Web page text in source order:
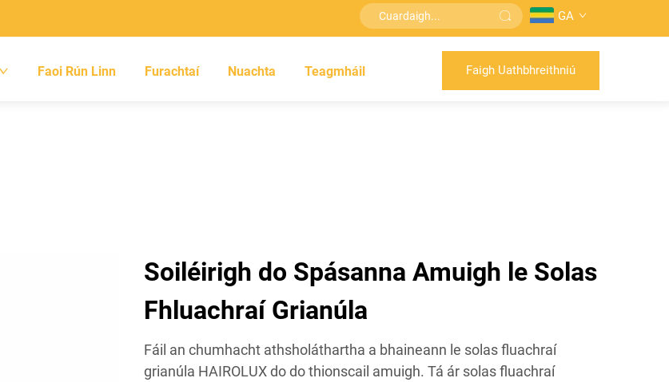
GA
Faoi Rún Linn Furachtaí Nuachta Teagmháil Faigh Uathbhreithniú
Soiléirigh do Spásanna Amuigh le Solas
Fhluachraí Grianúla
Fáil an chumhacht athsholáthartha a bhaineann le solas fluachraí
grianúla HAIROLUX do do thionscail amuigh. Tá ár solas fluachraí